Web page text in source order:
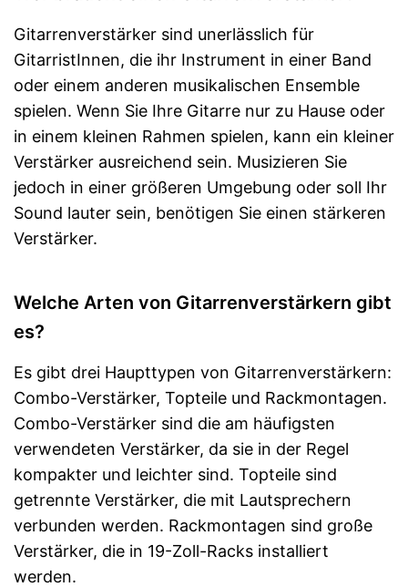
Gitarrenverstärker sind unerlässlich für
GitarristInnen, die ihr Instrument in einer Band
oder einem anderen musikalischen Ensemble
spielen. Wenn Sie Ihre Gitarre nur zu Hause oder
in einem kleinen Rahmen spielen, kann ein kleiner
Verstärker ausreichend sein. Musizieren Sie
jedoch in einer größeren Umgebung oder soll Ihr
Sound lauter sein, benötigen Sie einen stärkeren
Verstärker.
Welche Arten von Gitarrenverstärkern gibt
es?
Es gibt drei Haupttypen von Gitarrenverstärkern:
Combo-Verstärker, Topteile und Rackmontagen.
Combo-Verstärker sind die am häufigsten
verwendeten Verstärker, da sie in der Regel
kompakter und leichter sind. Topteile sind
getrennte Verstärker, die mit Lautsprechern
verbunden werden. Rackmontagen sind große
Verstärker, die in 19-Zoll-Racks installiert
werden.